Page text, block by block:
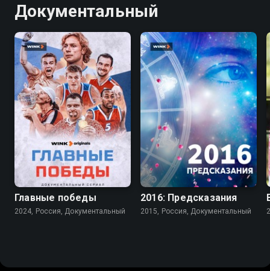
Документальный
Главные победы
2024, Россия, Документальный
2016: Предсказания
2015, Россия, Документальный